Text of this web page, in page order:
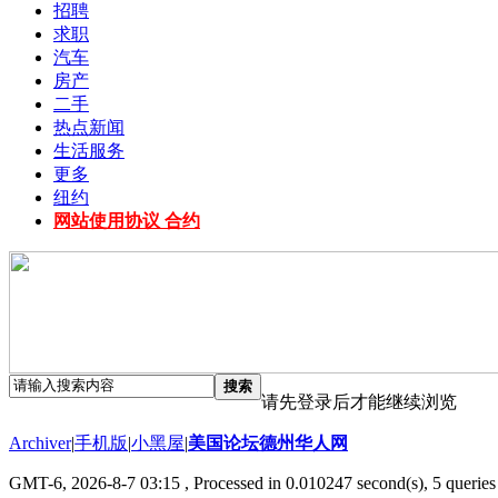
招聘
求职
汽车
房产
二手
热点新闻
生活服务
更多
纽约
网站使用协议 合约
搜索
请先登录后才能继续浏览
Archiver|手机版|小黑屋|美国论坛德州华人网
GMT-6, 2026-8-7 03:15 , Processed in 0.010247 second(s), 5